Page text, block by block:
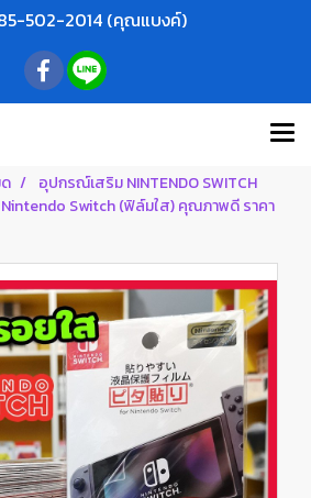
502-2014 (คุณแบงค์)
อุปกรณ์เสริม NINTENDO SWITCH
Switch (ฟิล์มใส) คุณภาพดี ราคา